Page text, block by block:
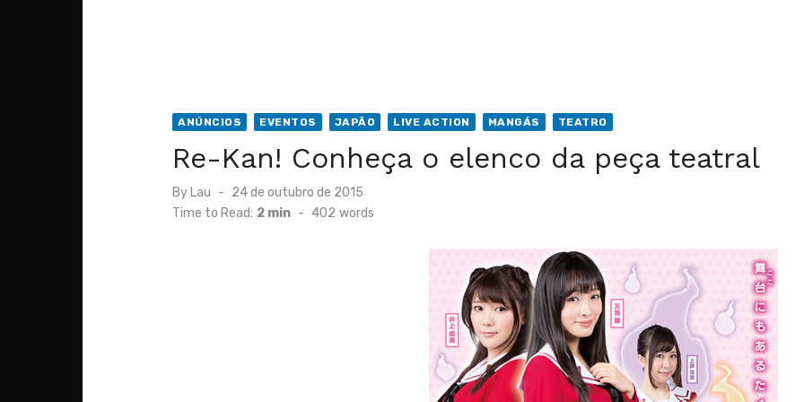
ANÚNCIOS EVENTOS JAPÃO LIVE ACTION MANGÁS TEATRO
Re-Kan! Conheça o elenco da peça teatral
By Lau
Posted
on
24 de outubro de 2015
Time to Read: 2 min - 402 words